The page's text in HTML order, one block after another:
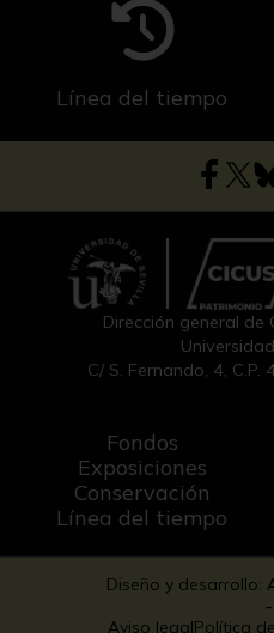
Línea del tiempo
Dirección general de
C/ S. Fernando, 4,
Fondos
Exposiciones
Conservación
Línea del tiempo
Diseño y desarrollo:
-
Aviso legalPolítica